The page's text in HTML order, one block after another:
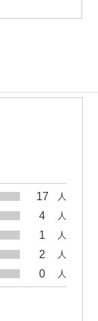
17 人
4 人
1 人
2 人
0 人